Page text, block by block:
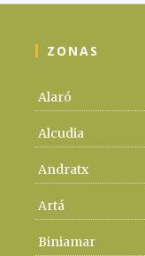
ZONAS
Alaró
Alcudia
Andratx
Artá
Biniamar